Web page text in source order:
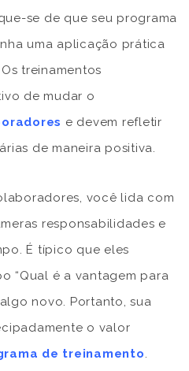
se de que seu programa
uma aplicação prática
treinamentos
de mudar o
e devem refletir
de maneira positiva.
você lida com
responsabilidades e
É típico que eles
“Qual é a vantagem para
novo. Portanto, sua
o valor
de treinamento.